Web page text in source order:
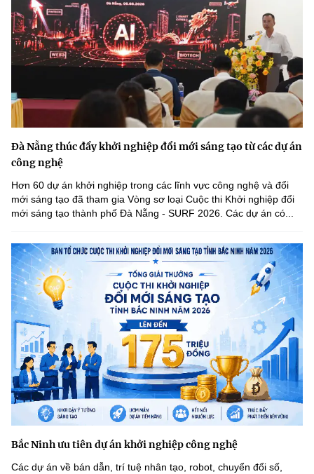
Đà Nẵng thúc đẩy khởi nghiệp đổi mới sáng tạo từ các dự án
công nghệ
Hơn 60 dự án khởi nghiệp trong các lĩnh vực công nghệ và đổi
mới sáng tạo đã tham gia Vòng sơ loại Cuộc thi Khởi nghiệp đổi
mới sáng tạo thành phố Đà Nẵng - SURF 2026. Các dự án có...
Bắc Ninh ưu tiên dự án khởi nghiệp công nghệ
Các dự án về bán dẫn, trí tuệ nhân tạo, robot, chuyển đổi số,